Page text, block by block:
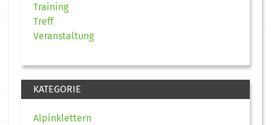
Training
Treff
Veranstaltung
KATEGORIE
Alpinklettern